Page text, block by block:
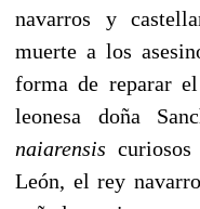
navarros y
muerte a los
forma de reparar
leonesa doña
naiarensis
León, el rey